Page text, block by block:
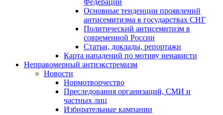
Федерации
Основные тенденции проявлений
антисемитизма в государствах СНГ
Политический антисемитизм в
современной России
Статьи, доклады, репортажи
Карта нападений по мотиву ненависти
Неправомерный антиэкстремизм
Новости
Нормотворчество
Преследования организаций, СМИ и
частных лиц
Избирательные кампании